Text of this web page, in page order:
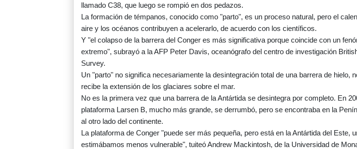
llamado C38, que luego se rompió en dos pedazos.
La formación de témpanos, conocido como "parto", es un proceso natural, pero el
aire y los océanos contribuyen a acelerarlo, de acuerdo con los científicos.
Y "el colapso de la barrera del Conger es más significativa porque coincide con un
extremo", subrayó a la AFP Peter Davis, oceanógrafo del centro de investigación
Survey.
Un "parto" no significa necesariamente la desintegración total de una barrera de hielo,
recibe la extensión de los glaciares sobre el mar.
No es la primera vez que una barrera de la Antártida se desintegra por completo. En
plataforma Larsen B, mucho más grande, se derrumbó, pero se encontraba en la
al otro lado del continente.
La plataforma de Conger "puede ser más pequeña, pero está en la Antártida del Este,
estimábamos menos vulnerable", tuiteó Andrew Mackintosh, de la Universidad de